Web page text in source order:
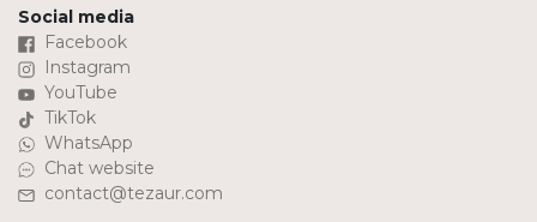
Social media
Facebook
Instagram
YouTube
TikTok
WhatsApp
Chat website
contact@tezaur.com